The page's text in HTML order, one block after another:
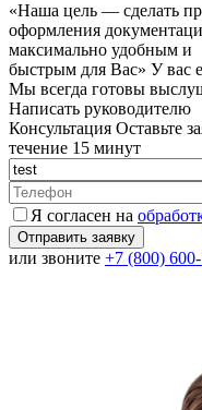
«Наша цель — сделать
оформления
максимально удобным и
быстрым для Вас» У вас
Мы всегда готовы
Написать руководителю
Консультация Оставьте
течение 15 минут
Я согласен на
или звоните +7 (800)